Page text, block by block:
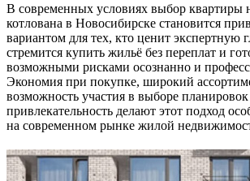
В современных условиях выбор квартиры
котлована в Новосибирске становится
вариантом для тех, кто ценит экспертную
стремится купить жильё без переплат и
возможными рисками осознанно и
Экономия при покупке, широкий
возможность участия в выборе
привлекательность делают этот подход
на современном рынке жилой